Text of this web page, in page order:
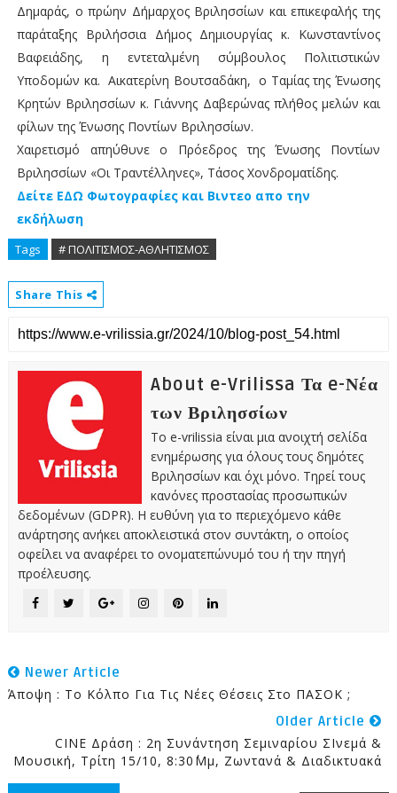
Δημαράς, ο πρώην Δήμαρχος Βριλησσίων και επικεφαλής της
παράταξης Βριλήσσια Δήμος Δημιουργίας κ. Κωνσταντίνος
Βαφειάδης, η εντεταλμένη σύμβουλος Πολιτιστικών
Υποδομών κα. Αικατερίνη Βουτσαδάκη, ο Ταμίας της Ένωσης
Κρητών Βριλησσίων κ. Γιάννης Δαβερώνας πλήθος μελών και
φίλων της Ένωσης Ποντίων Βριλησσίων.
Χαιρετισμό απηύθυνε ο Πρόεδρος της Ένωσης Ποντίων
Βριλησσίων «Οι Τραντέλληνες», Τάσος Χονδροματίδης.
Δείτε ΕΔΩ Φωτογραφίες και Βιντεο απο την
εκδήλωση
Tags # ΠΟΛΙΤΙΣΜΟΣ-ΑΘΛΗΤΙΣΜΟΣ
Share This
About e-Vrilissa Τα e-Νέα
των Βριλησσίων
Το e-vrilissia είναι μια ανοιχτή σελίδα
ενημέρωσης για όλους τους δημότες
Βριλησσίων και όχι μόνο. Τηρεί τους
κανόνες προστασίας προσωπικών
δεδομένων (GDPR). Η ευθύνη για το περιεχόμενο κάθε
ανάρτησης ανήκει αποκλειστικά στον συντάκτη, ο οποίος
οφείλει να αναφέρει το ονοματεπώνυμό του ή την πηγή
προέλευσης.
Newer Article
Άποψη : Το Κόλπο Για Τις Νέες Θέσεις Στο ΠΑΣΟΚ ;
Older Article
CINE Δράση : 2η Συνάντηση Σεμιναρίου ΣΙνεμά &
Μουσική, Τρίτη 15/10, 8:30΄μμ, Ζωντανά & Διαδικτυακά